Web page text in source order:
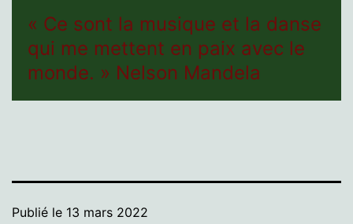
« Ce sont la musique et la danse
qui me mettent en paix avec le
monde. » Nelson Mandela
Publié le 13 mars 2022